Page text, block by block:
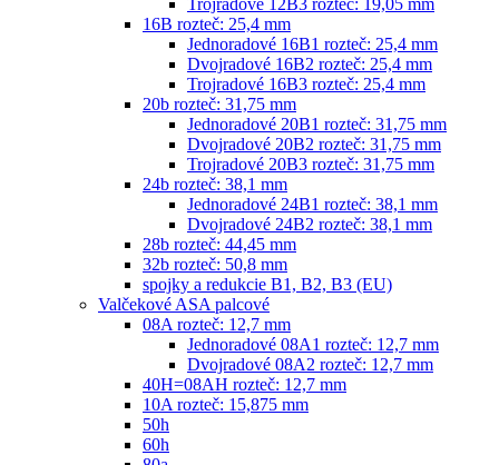
16B rozteč: 25,4 mm
Jednoradové 16B1 rozteč: 25,4 mm
Dvojradové 16B2 rozteč: 25,4 mm
Trojradové 16B3 rozteč: 25,4 mm
20b rozteč: 31,75 mm
Jednoradové 20B1 rozteč: 31,75 mm
Dvojradové 20B2 rozteč: 31,75 mm
Trojradové 20B3 rozteč: 31,75 mm
24b rozteč: 38,1 mm
Jednoradové 24B1 rozteč: 38,1 mm
Dvojradové 24B2 rozteč: 38,1 mm
28b rozteč: 44,45 mm
32b rozteč: 50,8 mm
spojky a redukcie B1, B2, B3 (EU)
Valčekové ASA palcové
08A rozteč: 12,7 mm
Jednoradové 08A1 rozteč: 12,7 mm
Dvojradové 08A2 rozteč: 12,7 mm
40H=08AH rozteč: 12,7 mm
10A rozteč: 15,875 mm
50h
60h